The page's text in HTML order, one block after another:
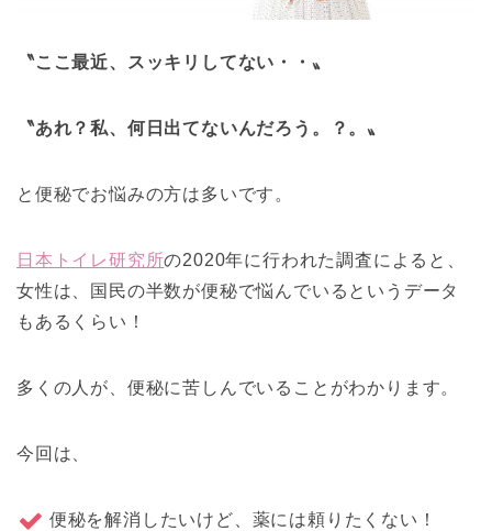
〝ここ最近、スッキリしてない・・〟
〝あれ？私、何日出てないんだろう。？。〟
と便秘でお悩みの方は多いです。
日本トイレ研究所の2020年に行われた調査によると、
女性は、国民の半数が便秘で悩んでいるというデータ
もあるくらい！
多くの人が、便秘に苦しんでいることがわかります。
今回は、
便秘を解消したいけど、薬には頼りたくない！